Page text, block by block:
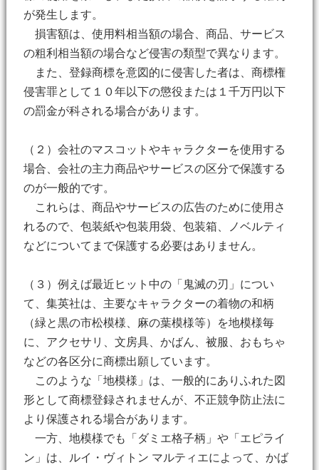
が発生します。
損害額は、使用料相当額の場合、商品、サービス
の粗利相当額の場合など侵害の類型で異なります。
また、登録商標を意図的に侵害した者は、商標権
侵害罪として１０年以下の懲役または１千万円以下
の罰金が科される場合があります。
（２）会社のマスコットやキャラクターを使用する
場合、会社の主力商品やサービスの区分で保護する
のが一般的です。
これらは、商品やサービスの広告のために使用さ
れるので、包装紙や包装用袋、包装箱、ノベルティ
などについてまで保護する必要はありません。
（３）例えば最近ヒット中の「鬼滅の刃」につい
て、集英社は、主要なキャラクターの着物の和柄
（緑と黒の市松模様、麻の葉模様等）を地模様毎
に、アクセサリ、文房具、かばん、被服、おもちゃ
などの各区分に商標出願しています。
このような「地模様」は、一般的にありふれた図
形として商標登録されませんが、不正競争防止法に
より保護される場合があります。
一方、地模様でも「ダミエ格子柄」や「エピライ
ン」は、ルイ・ヴィトン マルティエによって、かば